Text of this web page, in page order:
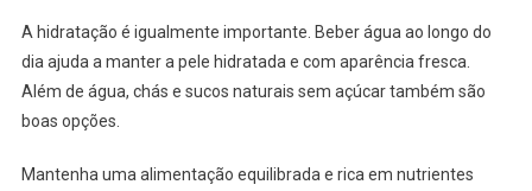
A hidratação é igualmente importante. Beber água ao longo do
dia ajuda a manter a pele hidratada e com aparência fresca.
Além de água, chás e sucos naturais sem açúcar também são
boas opções.
Mantenha uma alimentação equilibrada e rica em nutrientes